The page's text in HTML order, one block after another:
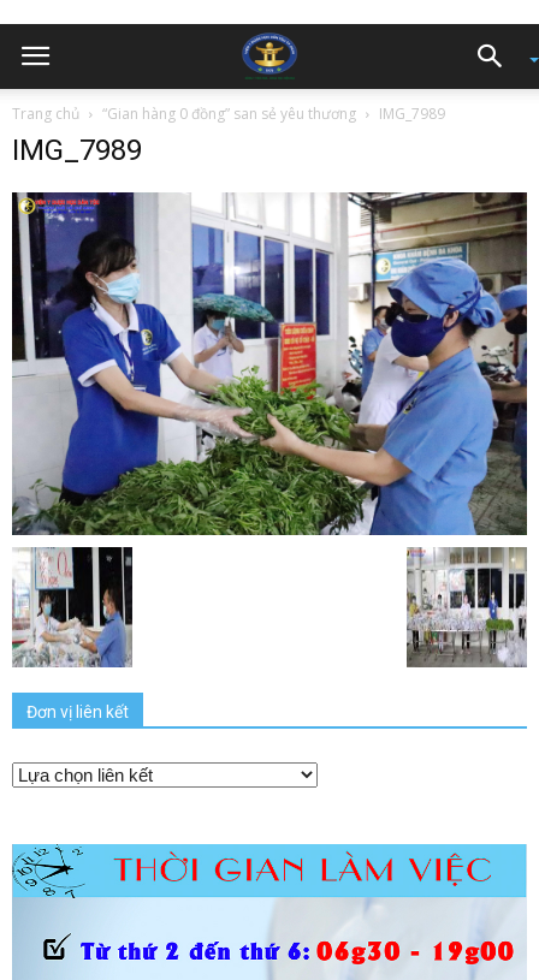
Trang chủ “Gian hàng 0 đồng” san sẻ yêu thương IMG_7989
IMG_7989
Đơn vị liên kết